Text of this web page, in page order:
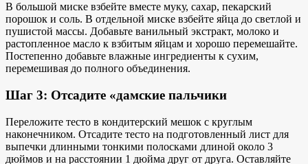
В большой миске взбейте вместе муку, сахар, пекарский
порошок и соль. В отдельной миске взбейте яйца до светлой и
пушистой массы. Добавьте ванильный экстракт, молоко и
растопленное масло к взбитым яйцам и хорошо перемешайте.
Постепенно добавьте влажные ингредиенты к сухим,
перемешивая до полного объединения.
Шаг 3: Отсадите «дамские пальчики
Переложите тесто в кондитерский мешок с круглым
наконечником. Отсадите тесто на подготовленный лист для
выпечки длинными тонкими полосками длиной около 3
дюймов и на расстоянии 1 дюйма друг от друга. Оставляйте